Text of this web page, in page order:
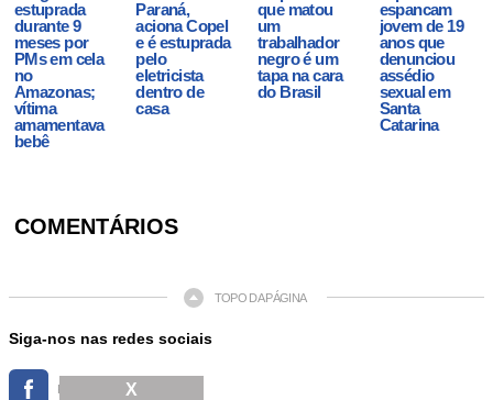
estuprada
durante 9
meses por
PMs em cela
no
Amazonas;
vítima
amamentava
bebê
Paraná,
aciona Copel
e é estuprada
pelo
eletricista
dentro de
casa
que matou
um
trabalhador
negro é um
tapa na cara
do Brasil
espancam
jovem de 19
anos que
denunciou
assédio
sexual em
Santa
Catarina
COMENTÁRIOS
TOPO DA PÁGINA
Siga-nos nas redes sociais
FACEBOOK X